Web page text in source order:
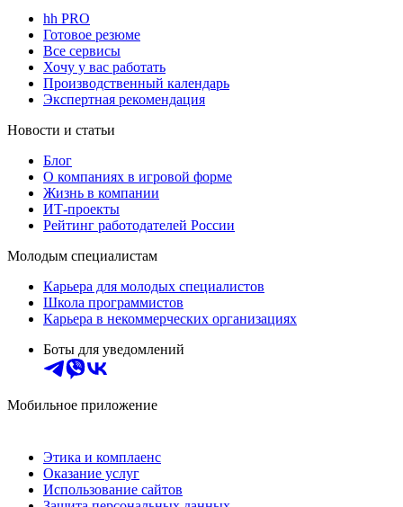
hh PRO
Готовое резюме
Все сервисы
Хочу у вас работать
Производственный календарь
Экспертная рекомендация
Новости и статьи
Блог
О компаниях в игровой форме
Жизнь в компании
ИТ-проекты
Рейтинг работодателей России
Молодым специалистам
Карьера для молодых специалистов
Школа программистов
Карьера в некоммерческих организациях
Боты для уведомлений
Мобильное приложение
Этика и комплаенс
Оказание услуг
Использование сайтов